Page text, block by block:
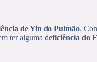
de Yin do Pulmão.
ter alguma deficiência do